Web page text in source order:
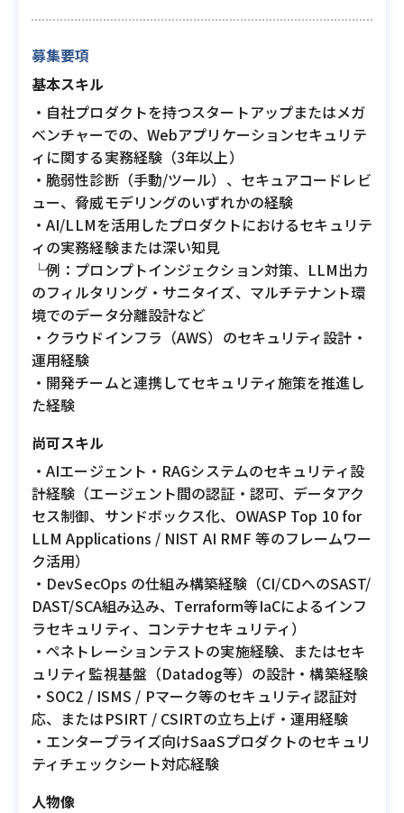
募集要項
基本スキル
・自社プロダクトを持つスタートアップまたはメガ
ベンチャーでの、Webアプリケーションセキュリテ
ィに関する実務経験（3年以上）
・脆弱性診断（手動/ツール）、セキュアコードレビ
ュー、脅威モデリングのいずれかの経験
・AI/LLMを活用したプロダクトにおけるセキュリテ
ィの実務経験または深い知見
└例：プロンプトインジェクション対策、LLM出力
のフィルタリング・サニタイズ、マルチテナント環
境でのデータ分離設計など
・クラウドインフラ（AWS）のセキュリティ設計・
運用経験
・開発チームと連携してセキュリティ施策を推進し
た経験
尚可スキル
・AIエージェント・RAGシステムのセキュリティ設
計経験（エージェント間の認証・認可、データアク
セス制御、サンドボックス化、OWASP Top 10 for
LLM Applications / NIST AI RMF 等のフレームワー
ク活用）
・DevSecOps の仕組み構築経験（CI/CDへのSAST/
DAST/SCA組み込み、Terraform等IaCによるインフ
ラセキュリティ、コンテナセキュリティ）
・ペネトレーションテストの実施経験、またはセキ
ュリティ監視基盤（Datadog等）の設計・構築経験
・SOC2 / ISMS / Pマーク等のセキュリティ認証対
応、またはPSIRT / CSIRTの立ち上げ・運用経験
・エンタープライズ向けSaaSプロダクトのセキュリ
ティチェックシート対応経験
人物像